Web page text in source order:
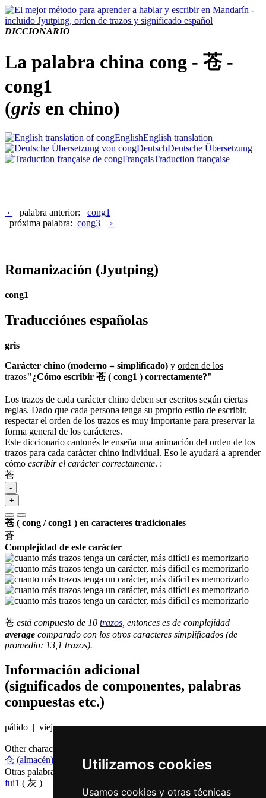
Utilizamos cookies
Usamos cookies y otras técnicas
DICCIONARIO
La palabra china cong - 苍 -
cong1
(gris en chino)
EnglishEnglish translation
DeutschDeutsche Übersetzung
FrançaisTraduction française
‹ palabra anterior: cong1
próxima palabra: cong3 ›
Romanización (Jyutping)
cong1
Traducciónes españolas
gris
Carácter chino (moderno = simplificado) y orden de los
trazos"¿Cómo escribir 苍 ( cong1 ) correctamente?"
Los trazos de cada carácter chino deben ser escritos según ciertas
reglas. Dado que cada persona tenga su proprio estilo de escribir,
respectar el orden de los trazos es muy importante para preservar la
forma general de los carácteres.
Este diccionario cantonés le enseña una animación del orden de los
trazos para cada carácter chino individual. Eso le ayudará a aprender
cómo escribir el carácter correctamente. :
苍
-
+
苍 ( cong / cong1 ) en caracteres tradicionales
蒼
Complejidad de este carácter
苍 está compuesto de 10 trazos , entonces es de complejidad
average comparado con los otros caracteres simplificados (de
promedio: 13,1 trazos).
Información adicional
(significados de componentes, palabras
compuestas etc.)
pálido | viejo
Other characters that are pronounced
仓 (almacén)
Otras palabras que también significangris en chino
fui1 ( 灰 )